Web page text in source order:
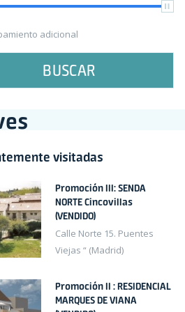
Apartment for sale with high quality finishing
Apartment for sale with high quality
enHello world!
adicional
BUSCAR
visitadas
Promoción III: SENDA
NORTE Cincovillas
(VENDIDO)
Calle Norte 15. Puentes
Viejas “ (Madrid)
Promoción II : RESIDENCIAL
MARQUES DE VIANA